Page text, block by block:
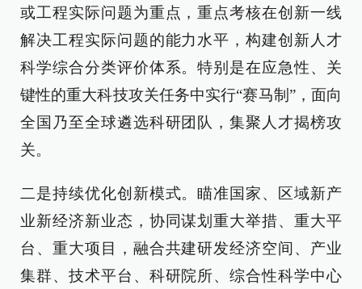
或工程实际问题为重点，重点考核在创新一线
解决工程实际问题的能力水平，构建创新人才
科学综合分类评价体系。特别是在应急性、关
键性的重大科技攻关任务中实行“赛马制”，面向
全国乃至全球遴选科研团队，集聚人才揭榜攻
关。
二是持续优化创新模式。瞄准国家、区域新产
业新经济新业态，协同谋划重大举措、重大平
台、重大项目，融合共建研发经济空间、产业
集群、技术平台、科研院所、综合性科学中心